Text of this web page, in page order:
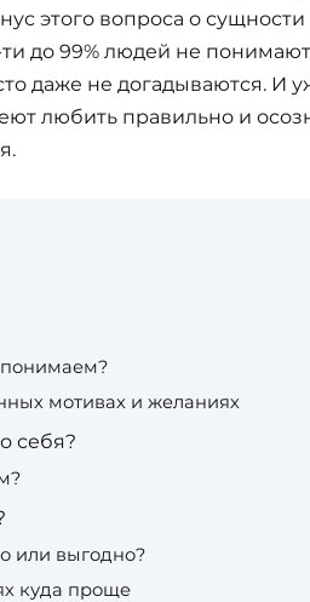
этого вопроса о
до 99% людей не
даже не догадываются. И
любить правильно и
мотивах и желаниях
себя?
или выгодно?
куда проще